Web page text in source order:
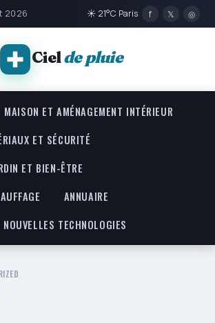
2026 ☀ 21°C Paris f 𝕏 ◎
Cielde pluie
MAISON ET AMÉNAGEMENT INTÉRIEUR
ET SÉCURITÉ
ET BIEN-ÊTRE
ANNUAIRE
TECHNOLOGIES